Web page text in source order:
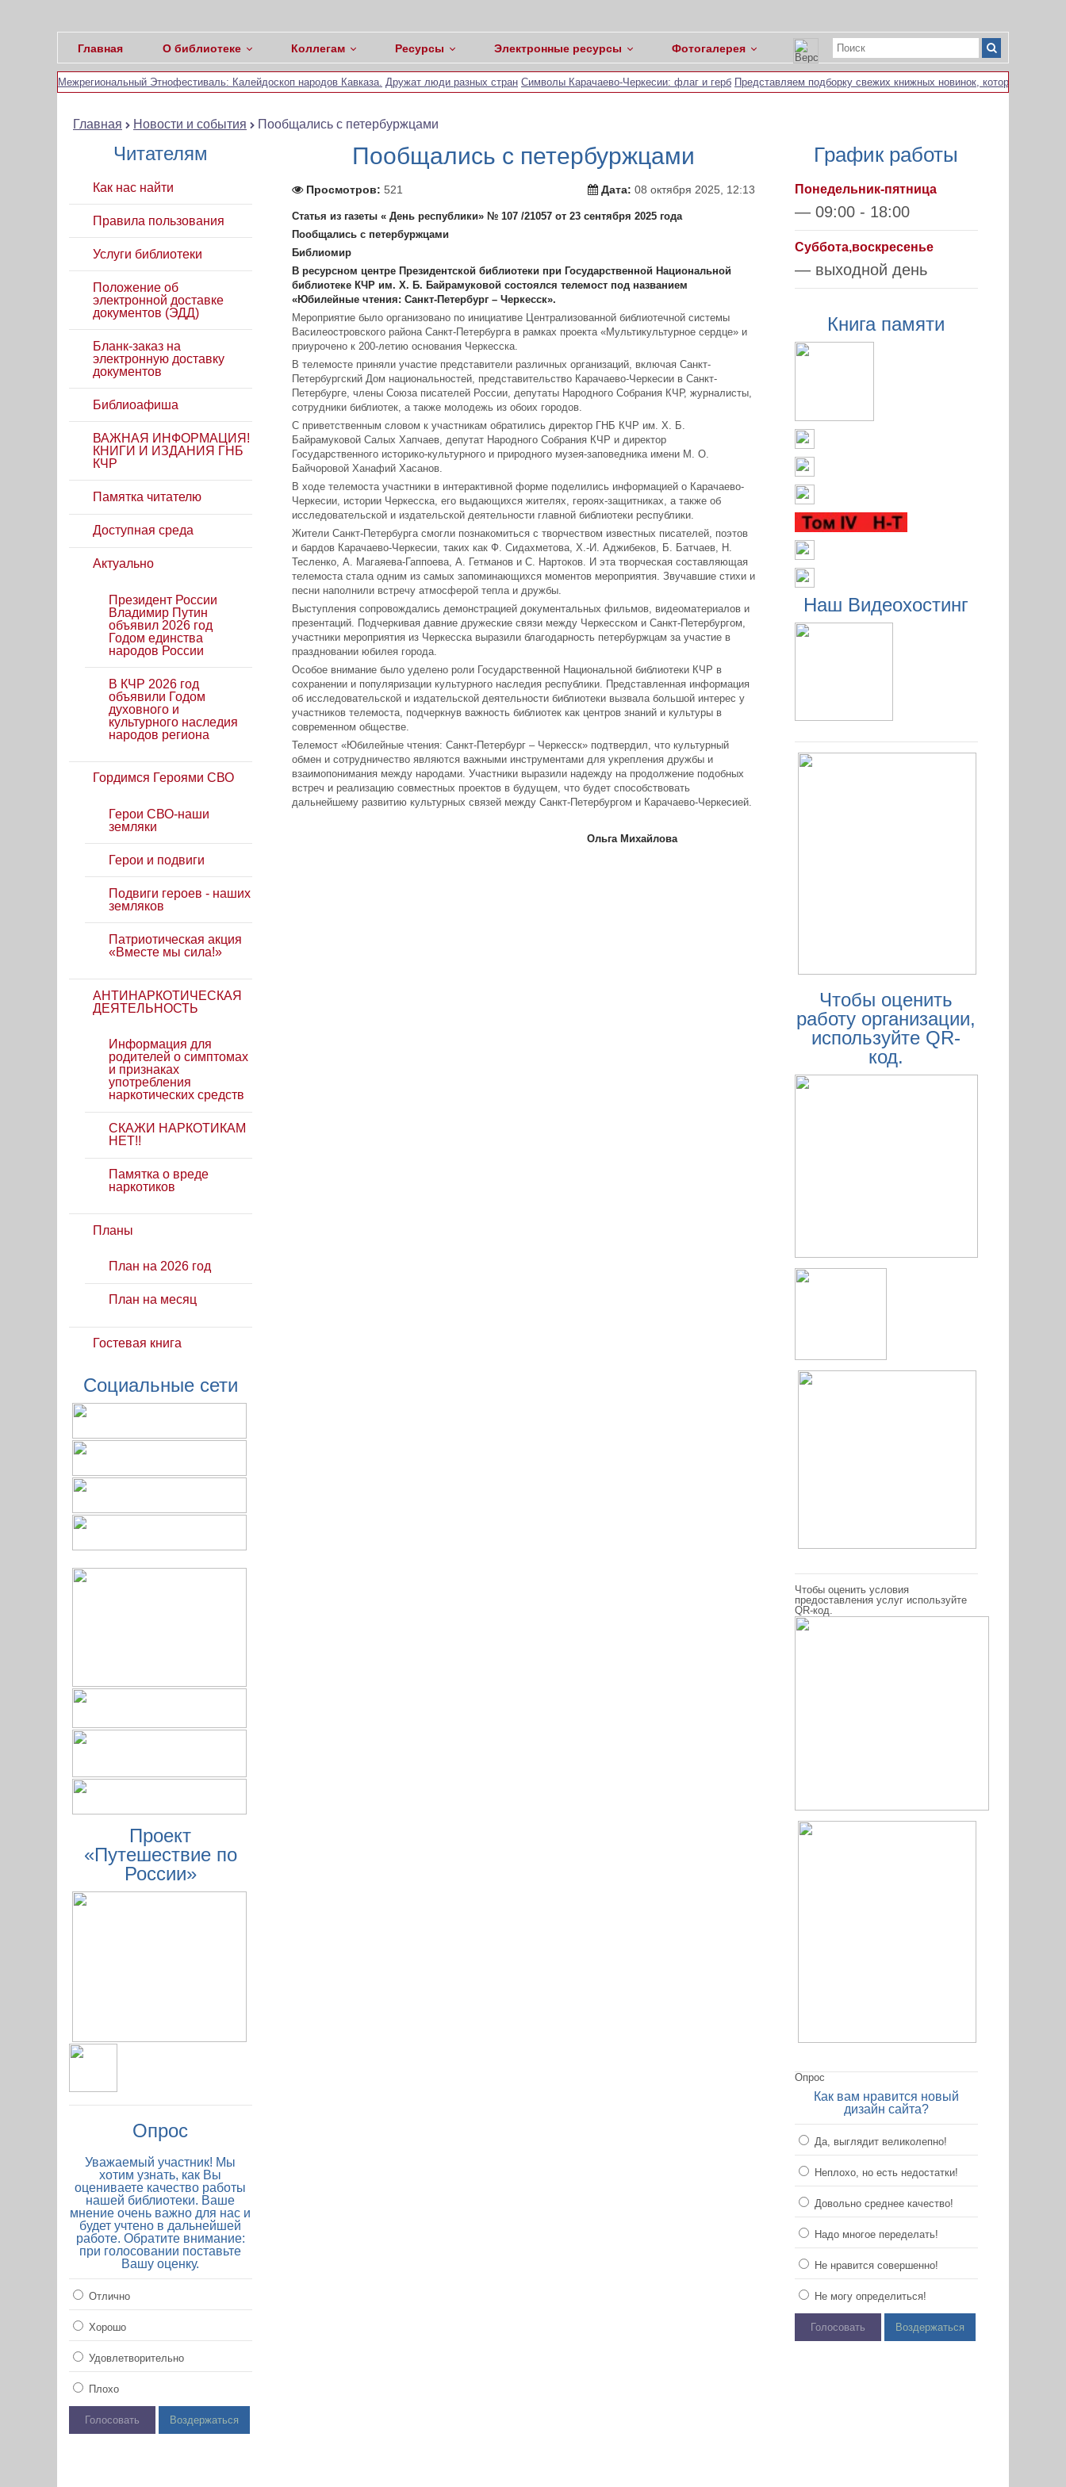
Главная О библиотеке Коллегам Ресурсы Электронные ресурсы Фотогалерея
Межрегиональный Этнофестиваль: Калейдоскоп народов Кавказа. Дружат люди разных стран Символы Карачаево-Черкесии: флаг и герб Представляем подборку свежих книжных новинок, которые
Главная Новости и события Пообщались с петербуржцами
Читателям
Как нас найти
Правила пользования
Услуги библиотеки
Положение об
электронной доставке
документов (ЭДД)
Бланк-заказ на
электронную доставку
документов
Библиоафиша
ВАЖНАЯ ИНФОРМАЦИЯ!
КНИГИ И ИЗДАНИЯ ГНБ
КЧР
Памятка читателю
Доступная среда
Актуально
Президент России
Владимир Путин
объявил 2026 год
Годом единства
народов России
В КЧР 2026 год
объявили Годом
духовного и
культурного наследия
народов региона
Гордимся Героями СВО
Герои СВО-наши
земляки
Герои и подвиги
Подвиги героев - наших
земляков
Патриотическая акция
«Вместе мы сила!»
АНТИНАРКОТИЧЕСКАЯ
ДЕЯТЕЛЬНОСТЬ
Информация для
родителей о симптомах
и признаках
употребления
наркотических средств
СКАЖИ НАРКОТИКАМ
НЕТ!!
Памятка о вреде
наркотиков
Планы
План на 2026 год
План на месяц
Гостевая книга
Социальные сети
Проект
«Путешествие по
России»
Опрос
Уважаемый участник! Мы
хотим узнать, как Вы
оцениваете качество работы
нашей библиотеки. Ваше
мнение очень важно для нас и
будет учтено в дальнейшей
работе. Обратите внимание:
при голосовании поставьте
Вашу оценку.
Отлично
Хорошо
Удовлетворительно
Плохо
Голосовать Воздержаться
Пообщались с петербуржцами
Просмотров: 521 Дата: 08 октября 2025, 12:13
Статья из газеты « День республики» № 107 /21057 от 23 сентября 2025 года
Пообщались с петербуржцами
Библиомир
В ресурсном центре Президентской библиотеки при Государственной Национальной
библиотеке КЧР им. Х. Б. Байрамуковой состоялся телемост под названием
«Юбилейные чтения: Санкт-Петербург – Черкесск».
Мероприятие было организовано по инициативе Централизованной библиотечной системы
Василеостровского района Санкт-Петербурга в рамках проекта «Мультикультурное сердце» и
приурочено к 200-летию основания Черкесска.
В телемосте приняли участие представители различных организаций, включая Санкт-
Петербургский Дом национальностей, представительство Карачаево-Черкесии в Санкт-
Петербурге, члены Союза писателей России, депутаты Народного Собрания КЧР, журналисты,
сотрудники библиотек, а также молодежь из обоих городов.
С приветственным словом к участникам обратились директор ГНБ КЧР им. Х. Б.
Байрамуковой Салых Хапчаев, депутат Народного Собрания КЧР и директор
Государственного историко-культурного и природного музея-заповедника имени М. О.
Байчоровой Ханафий Хасанов.
В ходе телемоста участники в интерактивной форме поделились информацией о Карачаево-
Черкесии, истории Черкесска, его выдающихся жителях, героях-защитниках, а также об
исследовательской и издательской деятельности главной библиотеки республики.
Жители Санкт-Петербурга смогли познакомиться с творчеством известных писателей, поэтов
и бардов Карачаево-Черкесии, таких как Ф. Сидахметова, Х.-И. Аджибеков, Б. Батчаев, Н.
Тесленко, А. Магаяева-Гаппоева, А. Гетманов и С. Нартоков. И эта творческая составляющая
телемоста стала одним из самых запоминающихся моментов мероприятия. Звучавшие стихи и
песни наполнили встречу атмосферой тепла и дружбы.
Выступления сопровождались демонстрацией документальных фильмов, видеоматериалов и
презентаций. Подчеркивая давние дружеские связи между Черкесском и Санкт-Петербургом,
участники мероприятия из Черкесска выразили благодарность петербуржцам за участие в
праздновании юбилея города.
Особое внимание было уделено роли Государственной Национальной библиотеки КЧР в
сохранении и популяризации культурного наследия республики. Представленная информация
об исследовательской и издательской деятельности библиотеки вызвала большой интерес у
участников телемоста, подчеркнув важность библиотек как центров знаний и культуры в
современном обществе.
Телемост «Юбилейные чтения: Санкт-Петербург – Черкесск» подтвердил, что культурный
обмен и сотрудничество являются важными инструментами для укрепления дружбы и
взаимопонимания между народами. Участники выразили надежду на продолжение подобных
встреч и реализацию совместных проектов в будущем, что будет способствовать
дальнейшему развитию культурных связей между Санкт-Петербургом и Карачаево-Черкесией.
Ольга Михайлова
График работы
Понедельник-пятница
— 09:00 - 18:00
Суббота,воскресенье
— выходной день
Книга памяти
Наш Видеохостинг
Чтобы оценить
работу организации,
используйте QR-
код.
Чтобы оценить условия
предоставления услуг используйте
QR-код.
Опрос
Как вам нравится новый
дизайн сайта?
Да, выглядит великолепно!
Неплохо, но есть недостатки!
Довольно среднее качество!
Надо многое переделать!
Не нравится совершенно!
Не могу определиться!
Голосовать Воздержаться